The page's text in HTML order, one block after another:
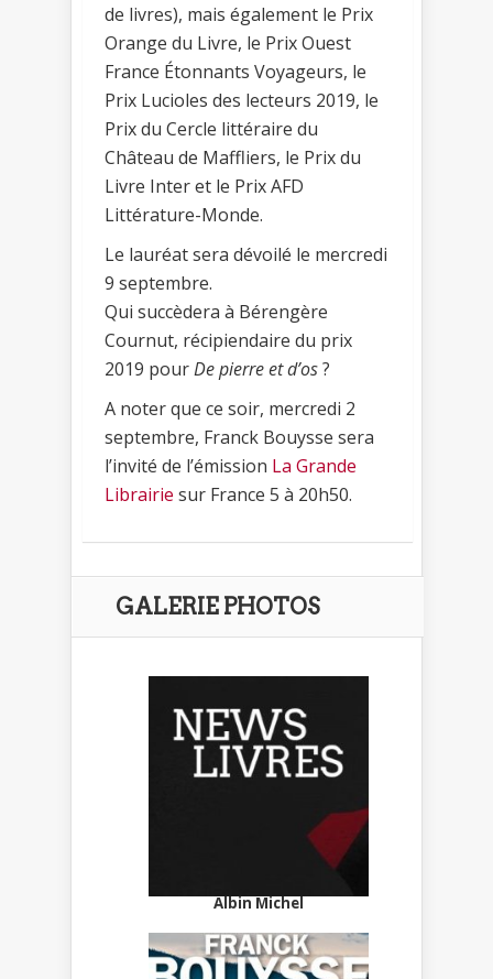
de livres), mais également le Prix
Orange du Livre, le Prix Ouest
France Étonnants Voyageurs, le
Prix Lucioles des lecteurs 2019, le
Prix du Cercle littéraire du
Château de Maffliers, le Prix du
Livre Inter et le Prix AFD
Littérature-Monde.
Le lauréat sera dévoilé le mercredi
9 septembre.
Qui succèdera à Bérengère
Cournut, récipiendaire du prix
2019 pourDe pierre et d’os?
A noter que ce soir, mercredi 2
septembre, Franck Bouysse sera
l’invité de l’émission La Grande
Librairie sur France 5 à 20h50.
GALERIE PHOTOS
Albin Michel